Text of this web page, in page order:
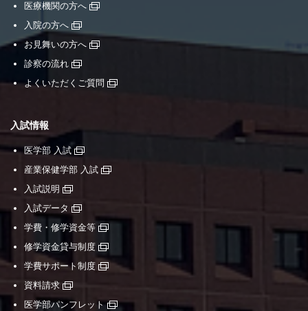
医療機関の方へ
入院の方へ
お見舞いの方へ
診察の流れ
よくいただくご質問
入試情報
医学部 入試
産業保健学部 入試
入試説明
入試データ
学費・修学資金等
修学資金貸与制度
学費サポート制度
資料請求
医学部パンフレット